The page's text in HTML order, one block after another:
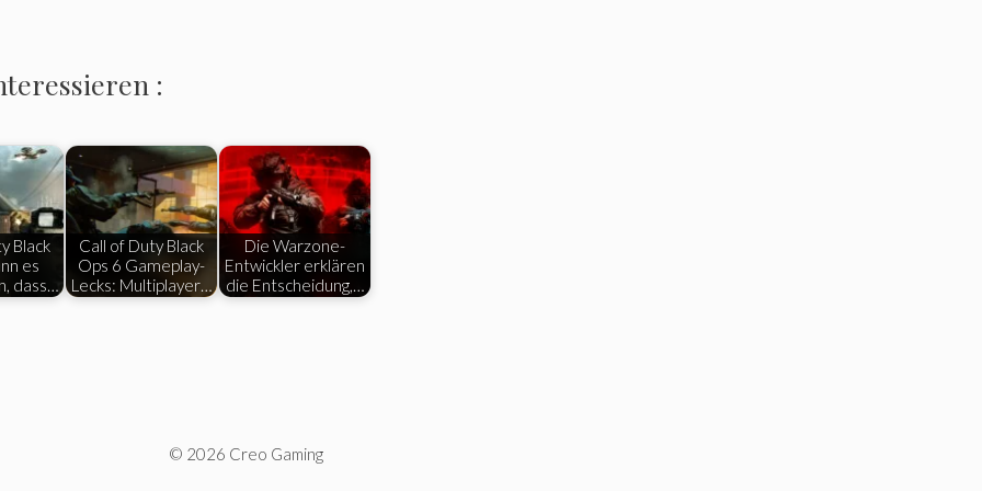
:
Black
es
dass…
Call of Duty Black
Ops 6 Gameplay-
Lecks: Multiplayer…
Die Warzone-
Entwickler erklären
die Entscheidung,…
© 2026 Creo Gaming